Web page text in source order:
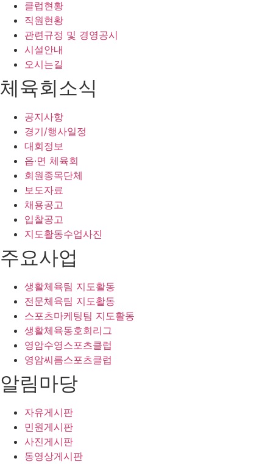
클럽현황
직원현황
관련규정 및 경영공시
시설안내
오시는길
체육회소식
공지사항
경기/행사일정
대회정보
읍·면 체육회
회원종목단체
보도자료
채용공고
입찰공고
지도활동수업사진
주요사업
생활체육팀 지도활동
전문체육팀 지도활동
스포츠마케팅팀 지도활동
생활체육동호회리그
영암수영스포츠클럽
영암씨름스포츠클럽
알림마당
자유게시판
민원게시판
사진게시판
동영상게시판